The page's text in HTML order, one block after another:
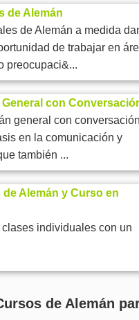
de Alemán
de Alemán a medida
de trabajar en
preocupaci&...
con
general con
en la comunicación y
también ...
Alemán y Curso en
individuales con un
de Alemán